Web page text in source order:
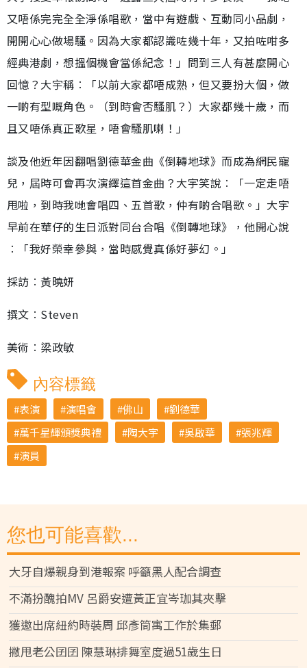
又唔係完完全全淨係唱歌，當中有遊戲、互動同小品劇，
開開心心做場騷。因為大家都認識咗幾十年，又拍咗咁多
經典港劇，想搵個機會當係紀念！」問到三人有甚麼開心
回憶？大宇稱︰「以前大家都唔成熟，但又要扮大個，做
一啲有型嘅角色。（到時會否騷肌？）大家都幾十歲，而
且又唔係真正歌星，唔會騷肌喇！」
談及他近年因翻唱劉德華金曲《倒轉地球》而成為網民寵
兒，屆時可會再次演繹這首金曲？大宇笑說︰「一定走唔
甩啦，到時我哋會唱四、五首歌，仲有啲合唱歌。」大宇
早前在華仔的生日派對同台合唱《倒轉地球》，他開心說
︰「我好榮幸參與，當時感覺真係好夢幻。」
採訪︰黃曉妍
撰文︰Steven
美術︰梁政敏
內容標籤
表演 演唱會 佛山
劉德華
萬千星輝頒獎典禮
陶大宇 吳啟華
張兆輝
演員
您也可能喜歡...
大牙自爆親身到港報案 呼籲黑人配合調查
不滿扮醜拍MV 呂爵安遭黃正宜岑珈其夾擊
獲邀出席紐約時裝周 邱彥筒寓工作於集郵
撇甩老公囝囝 陳慧琳排舞室度過51歲生日